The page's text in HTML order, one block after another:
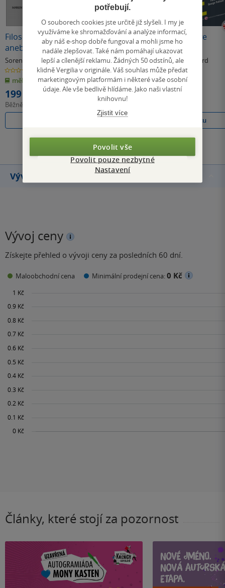
Filosofické drobty
aneb trocha
filosofie
Soren Kierkegaard
0.0
z
5
hvězdiček
měkká vazba
199 Kč
Běžně
Repetition and
Philosophical
Crumbs
Soren Kierkegaard,
Edward F. Mooney
0.0
z
5
hvězdiček
měkká vazba
396 Kč
Do košíku
Works of Love
Soren Kierkegaard
0.0
z
5
hvězdiček
měkká vazba
363 Kč
Do košíku
Všechny knihy autora
Vývoj ceny
Vývoj ceny
Získejte přehled o vývoji ceny za posledních 60 dní.
Maloobchodní cena Minimální prodejní cena:0 Kč
Články, které stojí za pozornost
potřebují.
O souborech cookies jste určitě již slyšeli. I my je
využíváme ke shromažďování a analýze informací,
aby náš e-shop dobře fungoval a mohli jsme ho
nadále zlepšovat. Také nám pomáhají ukazovat
lepší a cílenější reklamu. Žádných 50 odstínů, ale
klidně Vergilia v originále. Váš souhlas může předat
marketingovým platformám i některé vaše osobní
údaje. Ale vše bedlivě hlídáme. Jako naši vlastní
knihovnu!
Zjistit více
Povolit vše
Povolit pouze nezbytné
Nastavení